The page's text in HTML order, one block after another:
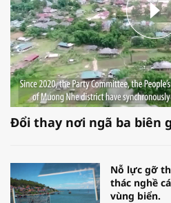
Đổi thay nơi ngã ba biên
Nỗ lực gỡ
thác nghề
vùng biển.